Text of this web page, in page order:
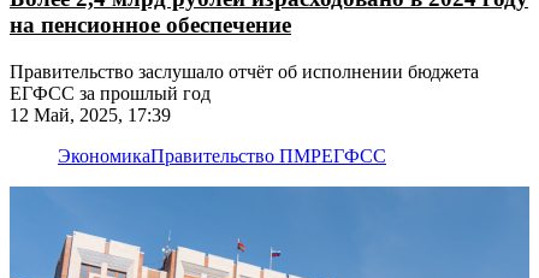
на пенсионное обеспечение
Правительство заслушало отчёт об исполнении бюджета
ЕГФСС за прошлый год
12 Май, 2025, 17:39
ЭкономикаПравительство ПМРЕГФСС